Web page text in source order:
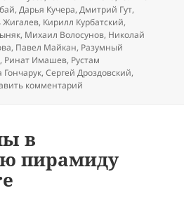
,Дарья Кучера,Дмитрий Гут,
Жигалев, Кирилл Курбатский,
, Михаил Волосунов, Николай
, Павел Майкан, Разумный
, Ринат Имашев, Рустам
Гончарук,Сергей Дроздовский,
комментарий
в
пирамиду